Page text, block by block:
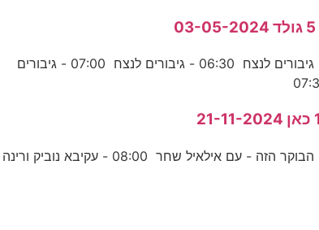
06:00 - גיבורים לנצח 06:30 - גיבורים לנצח 07:00 - גיבורים